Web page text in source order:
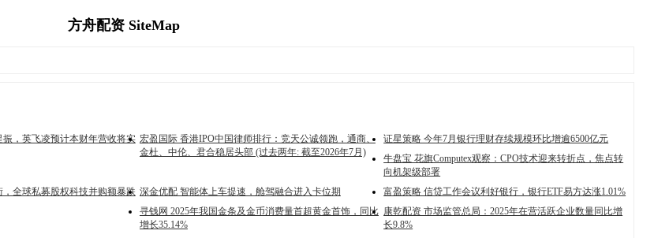
方舟配资 SiteMap
，英飞凌预计本财年营收将实 宏盈国际 香港IPO中国律师排行：竞天公诚领跑，通商、
金杜、中伦、君合稳居头部 (过去两年: 截至2026年7月)
证星策略 今年7月银行理财存续规模环比增逾6500亿元
牛盘宝 花旗Computex观察：CPO技术迎来转折点，焦点转
向机架级部署
全球私募股权科技并购额暴跌 深金优配 智能体上车提速，舱驾融合进入卡位期
富盈策略 信贷工作会议利好银行，银行ETF易方达涨1.01%
寻钱网 2025年我国金条及金币消费量首超黄金首饰，同比
增长35.14%
康乾配资 市场监管总局：2025年在营活跃企业数量同比增
长9.8%